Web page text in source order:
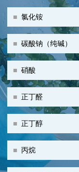
■ 氯化铵
■ 碳酸钠（纯碱）
■ 硝酸
■ 正丁醛
■ 正丁醇
■ 丙烷